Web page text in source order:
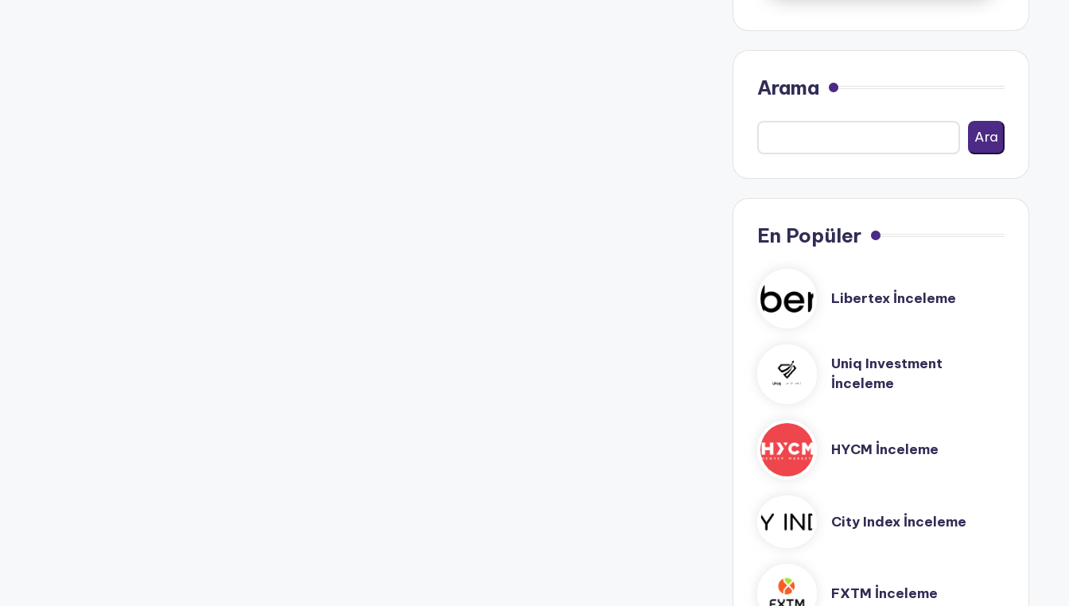
Arama
Ara
En Popüler
Libertex İnceleme
Uniq Investment
İnceleme
HYCM İnceleme
City Index İnceleme
FXTM İnceleme